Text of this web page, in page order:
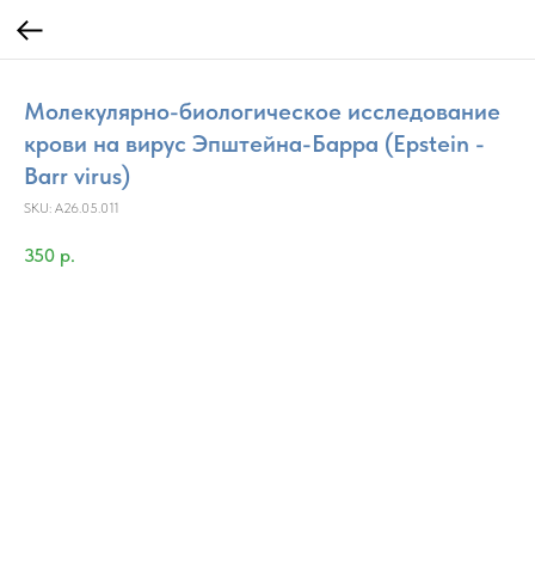
Молекулярно-биологическое исследование
крови на вирус Эпштейна-Барра (Epstein -
Barr virus)
SKU: A26.05.011
350 р.